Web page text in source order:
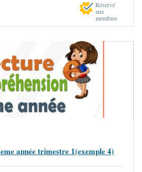
Réservé
aux
membres
année trimestre 1(exemple 4)